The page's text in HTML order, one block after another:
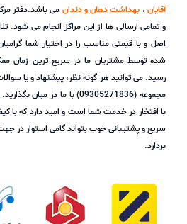
آقایان، بهداشت دهان و دندان می باشد.دفتر
و تمامی ارسالی ها از این مراکز انجام می
اصل و با قیمتی مناسب را در اختیار شما
شده توسط مشتریان ما در سریع ترین زمان
رسید. می توانید هر گونه نظر، پیشنهاد و یا
مجموعه (09305271836) با ما در
با افتخار در خدمت شما است و امید دارد که با
سریع و پشتیبانی خوب بتواند گامی استوار در
بردارد.